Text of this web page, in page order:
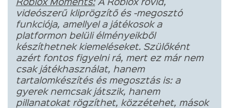
Roblox Moments:A Roblox rövid,
videószerű kliprögzítő és -megosztó
funkciója, amellyel a játékosok a
platformon belüli élményeikből
készíthetnek kiemeléseket. Szülőként
azért fontos figyelni rá, mert ez már nem
csak játékhasználat, hanem
tartalomkészítés és megosztás is: a
gyerek nemcsak játszik, hanem
pillanatokat rögzíthet, közzétehet, mások